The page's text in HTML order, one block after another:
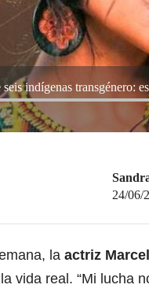
indígenas transgénero:
24/06/
la actriz
vida real. “Mi lucha